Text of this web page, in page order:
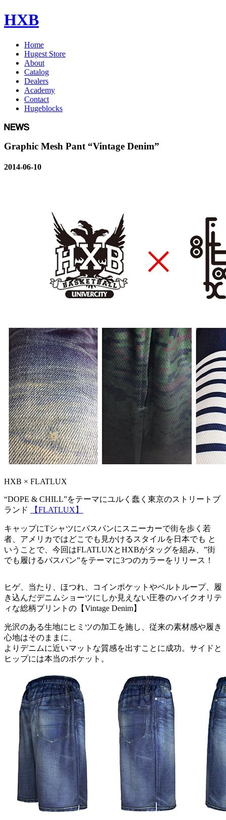
HXB
Home
Hugest Store
About
Catalog
Dealers
Academy
Contact
Hugeblocks
Graphic Mesh Pant “Vintage Denim”
2014-06-10
HXB × FLATLUX
“DOPE & CHILL”をテーマにユルく蠢く東京のストリートブ
ランド
【FLATLUX】
キャップにTシャツにバスパンにスニーカーで街を歩く若
者、アメリカではどこでも見かけるスタイルを日本でも と
いうことで、今回はFLATLUXとHXBがタッグを組み、”街
でも履けるバスパン”をテーマに3つのカラーをリリース！
ヒゲ、当たり、ほつれ、コインポケットやベルトループ、履
き込んだデニムショーツにしか見えない圧巻のハイクオリテ
ィな総柄プリントの【Vintage Denim】
光沢のある生地にヒミツの加工を施し、従来の素材感や履き
心地はそのままに、
よりデニムに近いマットな質感を出すことに成功。サイドと
ヒップには本当のポケット。